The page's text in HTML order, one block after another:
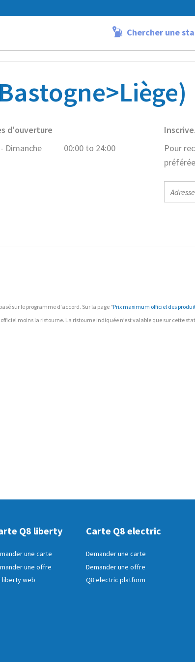
Chercher une
d'ouverture
Dimanche
00:00 to 24:00
Pour
E-
mail
sur le programme d'accord. Sur la page "Prix maximum officiel des
moins la ristourne. La ristourne indiquée n’est valable que sur cette
Q8 liberty
une carte
une offre
liberty web
Carte Q8 electric
Demander une carte
Demander une offre
Q8 electric platform